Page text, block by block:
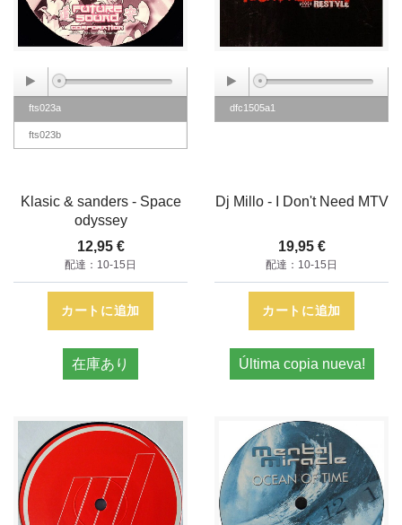
fts023a
fts023b
Klasic & sanders - Space
odyssey
12,95 €
配達：10-15日
カートに追加
在庫あり
dfc1505a1
Dj Millo - I Don't Need MTV
19,95 €
配達：10-15日
カートに追加
Última copia nueva!